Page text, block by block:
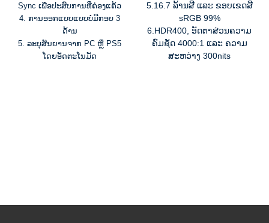
Sync ເພື່ອປະສົບການທີ່ຄ່ອງແຄ້ວ
4. ການອອກແບບແບບບໍ່ມີກອບ 3
ດ້ານ
5. ລະບຸສັນຍານຈາກ PC ຫຼື PS5
ໂດຍອັດຕະໂນມັດ
5.16.7 ລ້ານສີ ແລະ ຂອບເຂດສີ
sRGB 99%
6.HDR400, ອັດຕາສ່ວນຄວາມ
ຄົມຊັດ 4000:1 ແລະ ຄວາມ
ສະຫວ່າງ 300nits